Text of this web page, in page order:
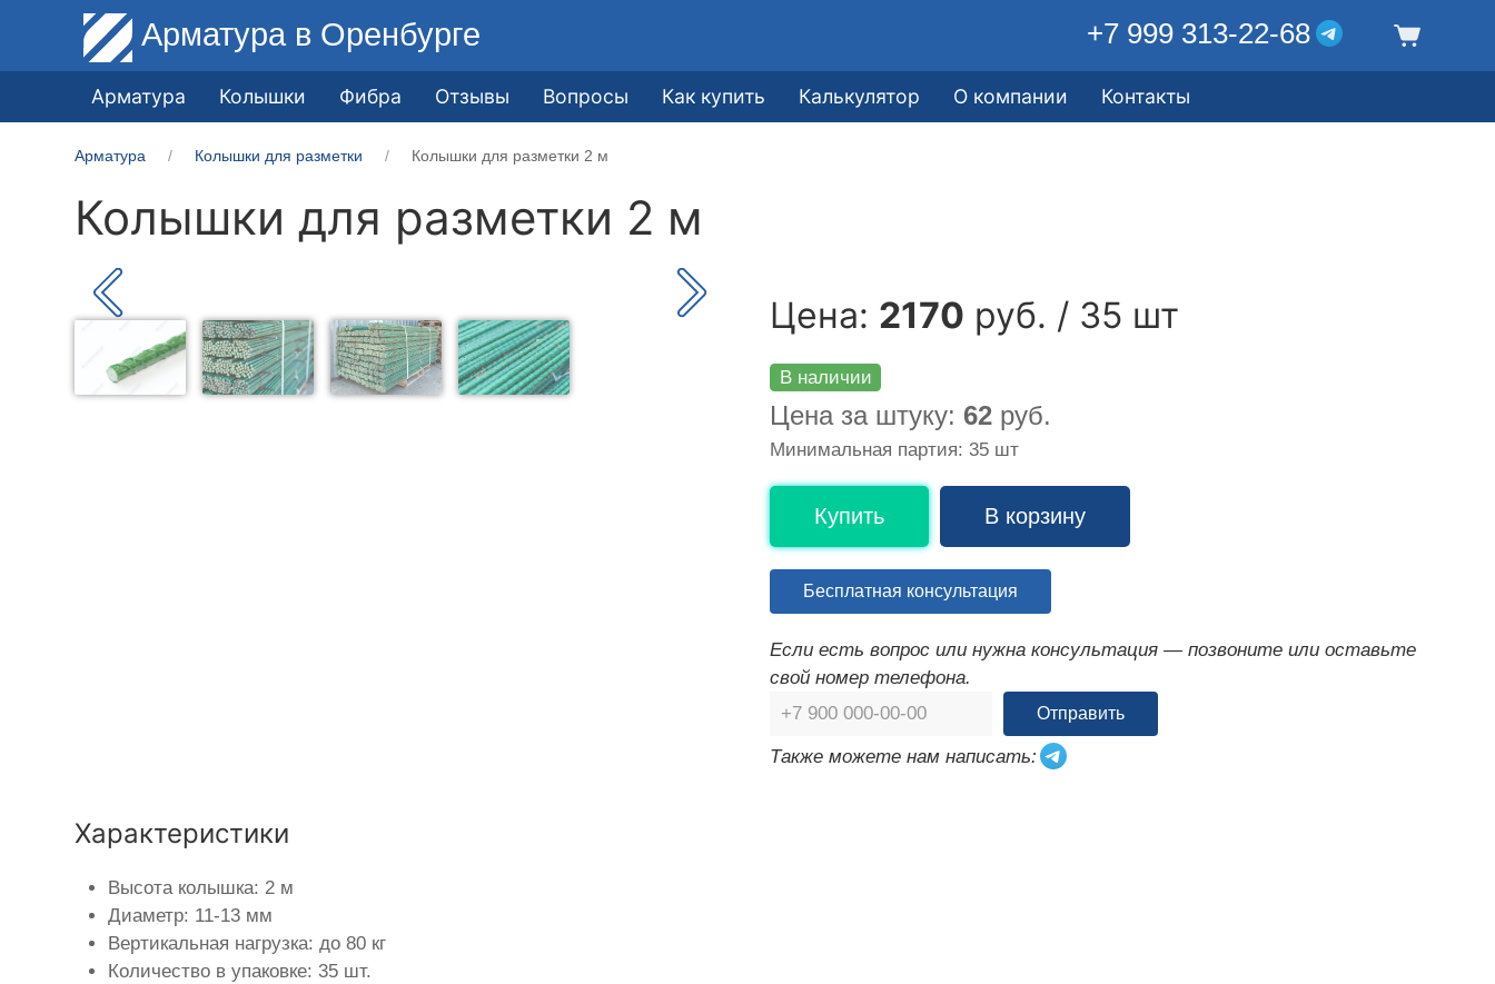
Арматура в Оренбурге +7 999 313-22-68
Арматура Колышки Фибра Отзывы Вопросы Как купить Калькулятор О компании Контакты
Арматура Колышки для разметки Колышки для разметки 2 м
Колышки для разметки 2 м
Цена: 2170 руб. / 35 шт
В наличии
Цена за штуку: 62 руб.
Минимальная партия: 35 шт
Купить В корзину
Бесплатная консультация
Если есть вопрос или нужна консультация — позвоните или оставьте
свой номер телефона.
Отправить
Также можете нам написать:
Характеристики
Высота колышка: 2 м
Диаметр: 11-13 мм
Вертикальная нагрузка: до 80 кг
Количество в упаковке: 35 шт.